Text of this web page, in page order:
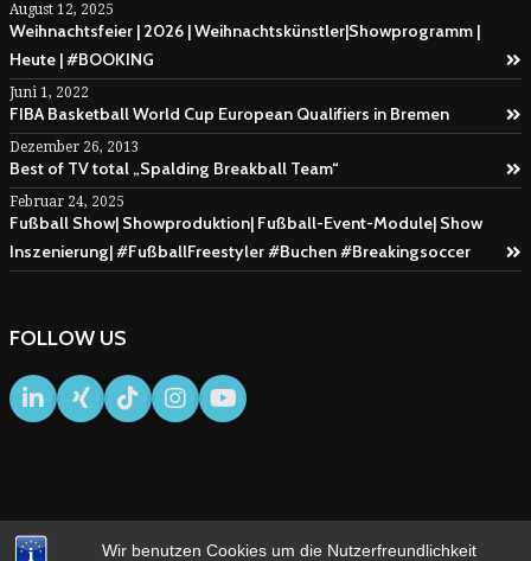
Wir benutzen Cookies um die Nutzerfreundlichkeit
August 12, 2025
Weihnachtsfeier | 2026 | Weihnachtskünstler|Showprogramm |
Heute | #BOOKING
Juni 1, 2022
FIBA Basketball World Cup European Qualifiers in Bremen
Dezember 26, 2013
Best of TV total „Spalding Breakball Team“
Februar 24, 2025
Fußball Show| Showproduktion| Fußball-Event-Module| Show
Inszenierung| #FußballFreestyler #Buchen #Breakingsoccer
FOLLOW US
IMPRESSUM AGB